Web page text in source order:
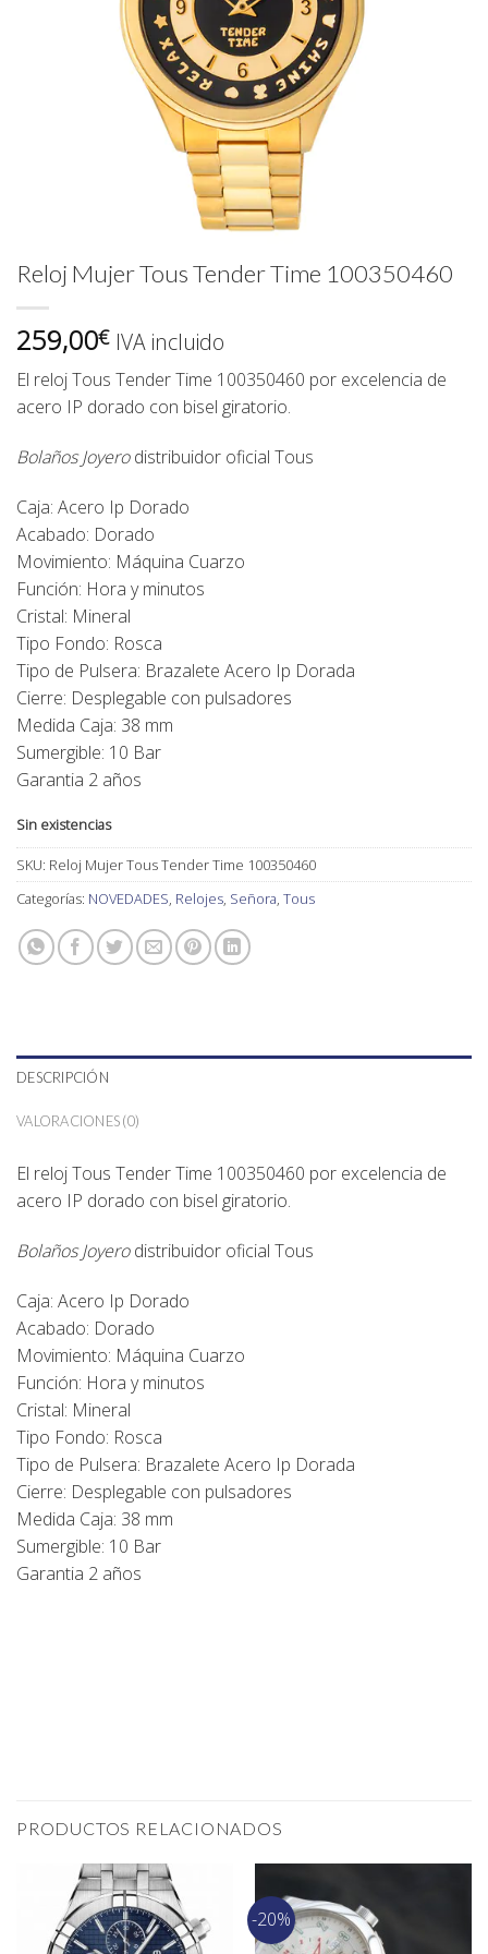
Reloj Mujer Tous Tender Time 100350460
259,00€ IVA incluido
El reloj Tous Tender Time 100350460 por excelencia de
acero IP dorado con bisel giratorio.
Bolaños Joyerodistribuidor oficial Tous
Caja: Acero Ip Dorado
Acabado: Dorado
Movimiento: Máquina Cuarzo
Función: Hora y minutos
Cristal: Mineral
Tipo Fondo: Rosca
Tipo de Pulsera: Brazalete Acero Ip Dorada
Cierre: Desplegable con pulsadores
Medida Caja: 38 mm
Sumergible: 10 Bar
Garantia 2 años
Sin existencias
SKU: Reloj Mujer Tous Tender Time 100350460
Categorías: NOVEDADES, Relojes, Señora, Tous
DESCRIPCIÓN
VALORACIONES (0)
El reloj Tous Tender Time 100350460 por excelencia de
acero IP dorado con bisel giratorio.
Bolaños Joyerodistribuidor oficial Tous
Caja: Acero Ip Dorado
Acabado: Dorado
Movimiento: Máquina Cuarzo
Función: Hora y minutos
Cristal: Mineral
Tipo Fondo: Rosca
Tipo de Pulsera: Brazalete Acero Ip Dorada
Cierre: Desplegable con pulsadores
Medida Caja: 38 mm
Sumergible: 10 Bar
Garantia 2 años
PRODUCTOS RELACIONADOS
-20%